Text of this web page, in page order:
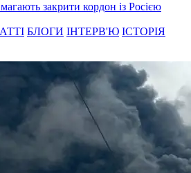
закрити кордон із Росією
БЛОГИ ІНТЕРВ'Ю ІСТОРІЯ